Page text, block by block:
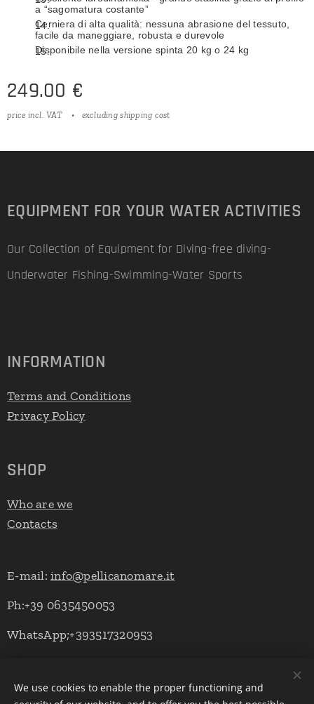
a “sagomatura costante”
Cerniera di alta qualità: nessuna abrasione del tessuto,
facile da maneggiare, robusta e durevole
Disponibile nella versione spinta 20 kg o 24 kg
249.00 €
price incl. VAT excluding shipping cost
EQUIPMENT FOR YOUR WATER ACTIVITIES
Our Collection of Equipment for Diving-free diving-
Underwater Fishing-Swimming-Water Sports
INFORMATION
Terms and Conditions
Privacy Policy
SHOP
Who are we
Contacts
E-mail:info@pellicanomare.it
Ph:+39 0635450053
WhatsApp;+393517320953
Powered by Pellicano Mare Cookies
We use cookies to enable the proper functioning and